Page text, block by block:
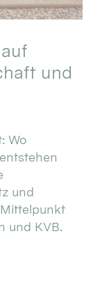
und
Wo
und
und KVB.